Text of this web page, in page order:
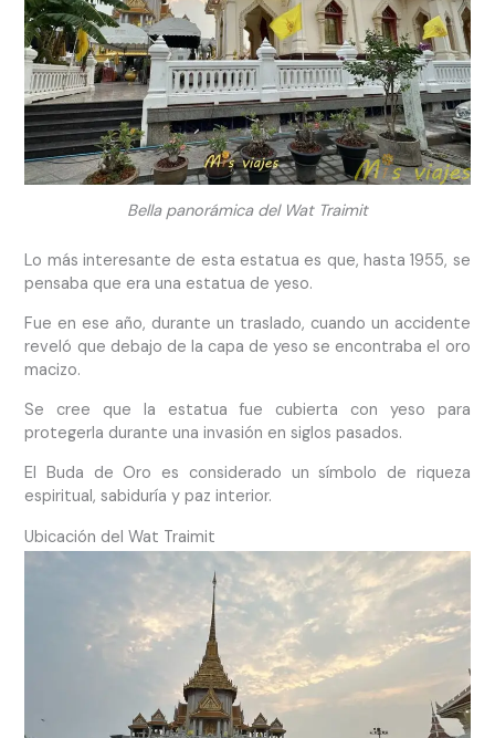
Bella panorámica del Wat Traimit
Lo más interesante de esta estatua es que, hasta 1955, se
pensaba que era una estatua de yeso.
Fue en ese año, durante un traslado, cuando un accidente
reveló que debajo de la capa de yeso se encontraba el oro
macizo.
Se cree que la estatua fue cubierta con yeso para
protegerla durante una invasión en siglos pasados.
El Buda de Oro es considerado un símbolo de riqueza
espiritual, sabiduría y paz interior.
Ubicación del Wat Traimit